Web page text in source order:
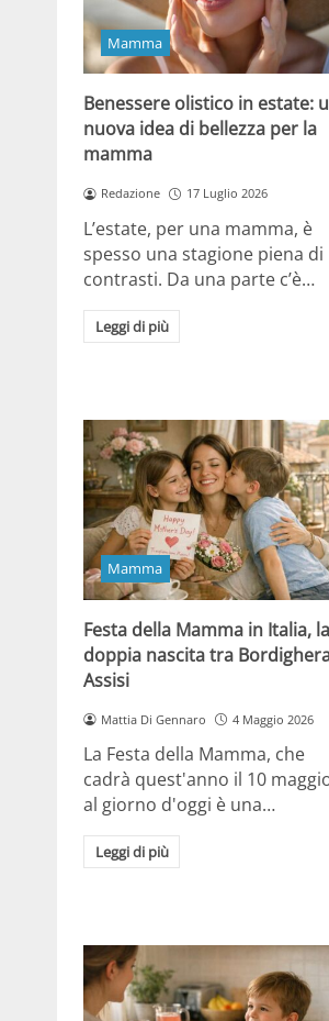
Mamma
Benessere olistico in estate:
nuova idea di bellezza per la
mamma
Redazione 17 Luglio 2026
L’estate, per una mamma, è
spesso una stagione piena di
contrasti. Da una parte c’è…
Leggi di più
Mamma
Festa della Mamma in Italia, la
doppia nascita tra
Assisi
Mattia Di Gennaro 4 Maggio 2026
La Festa della Mamma, che
cadrà quest'anno il 10
al giorno d'oggi è una…
Leggi di più